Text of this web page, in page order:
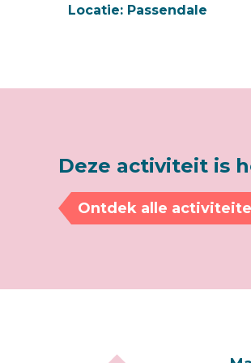
Locatie: Passendale
Deze activiteit is
Ontdek alle